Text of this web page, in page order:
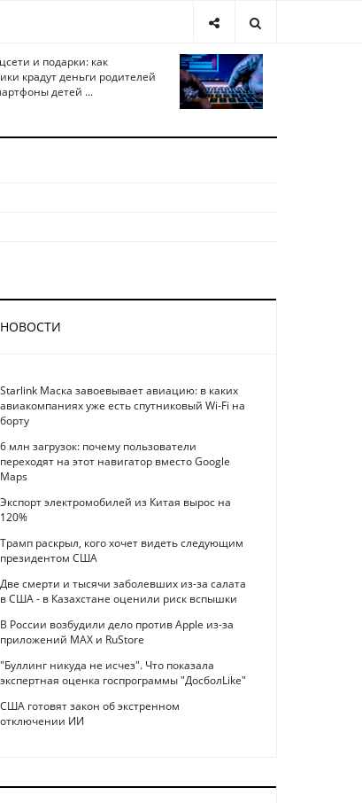
и подарки: как
крадут деньги родителей
детей ...
НОВОСТИ
Starlink Маска завоевывает авиацию: в каких
авиакомпаниях уже есть спутниковый Wi-Fi на
борту
6 млн загрузок: почему пользователи
переходят на этот навигатор вместо Google
Maps
Экспорт электромобилей из Китая вырос на
120%
Трамп раскрыл, кого хочет видеть следующим
президентом США
Две смерти и тысячи заболевших из-за салата
в США - в Казахстане оценили риск вспышки
В России возбудили дело против Apple из-за
приложений MAX и RuStore
"Буллинг никуда не исчез". Что показала
экспертная оценка госпрограммы "ДосболLike"
США готовят закон об экстренном
отключении ИИ